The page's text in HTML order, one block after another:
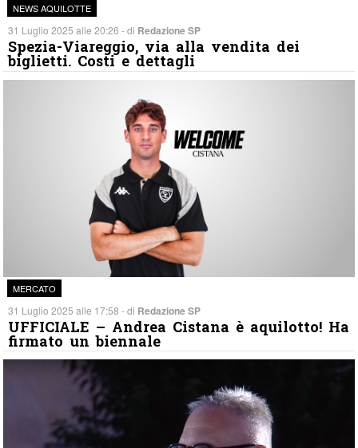
NEWS AQUILOTTE
31 Luglio 2025 alle 20:26 - di Redazione SP
Spezia-Viareggio, via alla vendita dei
biglietti. Costi e dettagli
MERCATO
31 Luglio 2025 alle 17:58 - di Redazione SP
UFFICIALE – Andrea Cistana è aquilotto! Ha
firmato un biennale